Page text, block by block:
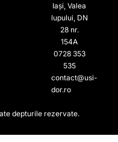
Iași, Valea
lupului, DN
28 nr.
154A
0728 353
535​
contact@usi-
dor.ro
depturile rezervate.